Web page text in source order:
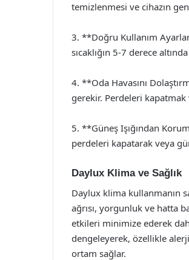
temizlenmesi ve cihazın
3. **Doğru Kullanım
sıcaklığın 5-7 derece
4. **Oda Havasını
gerekir. Perdeleri kapatmak
5. **Güneş Işığından
perdeleri kapatarak veya
Daylux Klima ve Sağlık
Daylux klima kullanmanın
ağrısı, yorgunluk ve hatta
etkileri minimize ederek
dengeleyerek, özellikle
ortam sağlar.